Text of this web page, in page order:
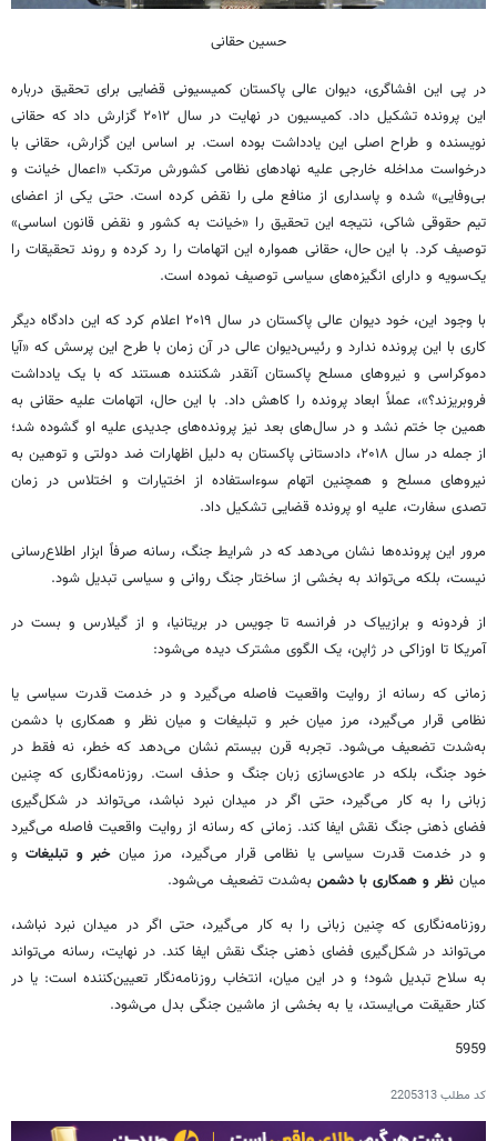
حسین حقانی
در پی این افشاگری، دیوان عالی پاکستان کمیسیونی قضایی برای تحقیق درباره
این پرونده تشکیل داد. کمیسیون در نهایت در سال ۲۰۱۲ گزارش داد که حقانی
نویسنده و طراح اصلی این یادداشت بوده است. بر اساس این گزارش، حقانی با
درخواست مداخله خارجی علیه نهادهای نظامی کشورش مرتکب «اعمال خیانت و
بی‌وفایی» شده و پاسداری از منافع ملی را نقض کرده است. حتی یکی از اعضای
تیم حقوقی شاکی، نتیجه این تحقیق را «خیانت به کشور و نقض قانون اساسی»
توصیف کرد. با این حال، حقانی همواره این اتهامات را رد کرده و روند تحقیقات را
یک‌سویه و دارای انگیزه‌های سیاسی توصیف نموده است.
با وجود این، خود دیوان عالی پاکستان در سال ۲۰۱۹ اعلام کرد که این دادگاه دیگر
کاری با این پرونده ندارد و رئیس‌دیوان عالی در آن زمان با طرح این پرسش که «آیا
دموکراسی و نیروهای مسلح پاکستان آنقدر شکننده هستند که با یک یادداشت
فروبریزند؟»، عملاً ابعاد پرونده را کاهش داد. با این حال، اتهامات علیه حقانی به
همین جا ختم نشد و در سال‌های بعد نیز پرونده‌های جدیدی علیه او گشوده شد؛
از جمله در سال ۲۰۱۸، دادستانی پاکستان به دلیل اظهارات ضد دولتی و توهین به
نیروهای مسلح و همچنین اتهام سوءاستفاده از اختیارات و اختلاس در زمان
تصدی سفارت، علیه او پرونده قضایی تشکیل داد.
مرور این پرونده‌ها نشان می‌دهد که در شرایط جنگ، رسانه صرفاً ابزار اطلاع‌رسانی
نیست، بلکه می‌تواند به بخشی از ساختار جنگ روانی و سیاسی تبدیل شود.
از فردونه و برازییاک در فرانسه تا جویس در بریتانیا، و از گیلارس و بست در
آمریکا تا اوزاکی در ژاپن، یک الگوی مشترک دیده می‌شود:
زمانی که رسانه از روایت واقعیت فاصله می‌گیرد و در خدمت قدرت سیاسی یا
نظامی قرار می‌گیرد، مرز میان خبر و تبلیغات و میان نظر و همکاری با دشمن
به‌شدت تضعیف می‌شود. تجربه قرن بیستم نشان می‌دهد که خطر، نه فقط در
خود جنگ، بلکه در عادی‌سازی زبان جنگ و حذف است. روزنامه‌نگاری که چنین
زبانی را به کار می‌گیرد، حتی اگر در میدان نبرد نباشد، می‌تواند در شکل‌گیری
فضای ذهنی جنگ نقش ایفا کند. زمانی که رسانه از روایت واقعیت فاصله می‌گیرد
و در خدمت قدرت سیاسی یا نظامی قرار می‌گیرد، مرز میانخبر و تبلیغاتو
میان نظر و همکاری با دشمن به‌شدت تضعیف می‌شود.
روزنامه‌نگاری که چنین زبانی را به کار می‌گیرد، حتی اگر در میدان نبرد نباشد،
می‌تواند در شکل‌گیری فضای ذهنی جنگ نقش ایفا کند. در نهایت، رسانه می‌تواند
به سلاح تبدیل شود؛ و در این میان، انتخاب روزنامه‌نگار تعیین‌کننده است: یا در
کنار حقیقت می‌ایستد، یا به بخشی از ماشین جنگی بدل می‌شود.
5959
کد مطلب2205313